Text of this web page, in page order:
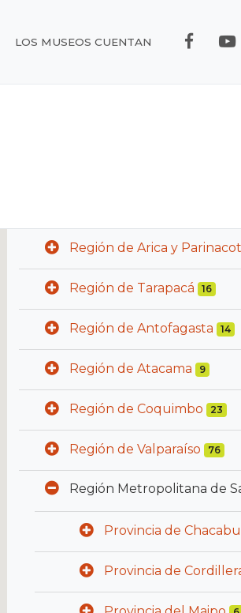
LOS MUSEOS CUENTAN
Región de Arica y
Región de Tarapacá 16
Región de Antofagasta 14
Región de Atacama 9
Región de Coquimbo 23
Región de Valparaíso 76
Región Metropolitana de
Provincia de
Provincia de